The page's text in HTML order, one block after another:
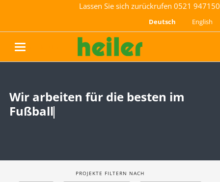
Lassen Sie sich zurückrufen 0521 947150
Deutsch English
Wir arbeiten für die besten im
Fußball.
Wir arbeiten für die besten im
Fußball.
PROJEKTE FILTERN NACH